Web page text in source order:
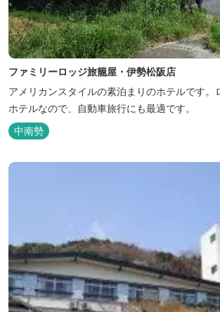
ファミリーロッジ旅籠屋・伊勢松阪店
アメリカンスタイルの素泊まりのホテルです。
ホテルなので、自動車旅行にも最適です。
中南勢